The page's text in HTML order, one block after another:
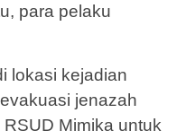
para pelaku
lokasi kejadian
jenazah
Mimika untuk